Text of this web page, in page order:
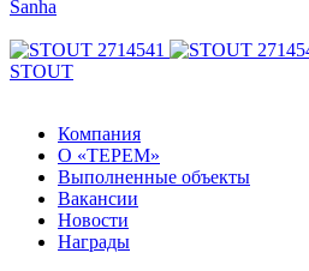
Sanha
STOUT
Компания
О «ТЕРЕМ»
Выполненные объекты
Вакансии
Новости
Награды